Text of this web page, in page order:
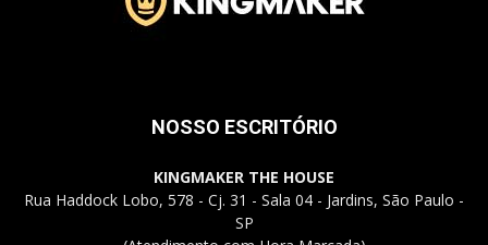
NOSSO ESCRITÓRIO
KINGMAKER THE HOUSE
Rua Haddock Lobo, 578 - Cj. 31 - Sala 04 - Jardins, São Paulo -
SP